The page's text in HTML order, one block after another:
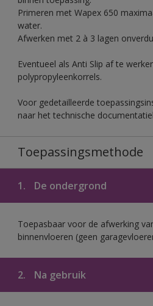
Primeren met Wapex 650
water.
Afwerken met 2 à 3 lagen
Eventueel als Anti Slip af te
polypropyleenkorrels.
Voor gedetailleerde
naar het technische
Toepassingsmethode
1. De ondergrond
Toepasbaar voor de afwerking
binnenvloeren (geen
2. Na gebruik